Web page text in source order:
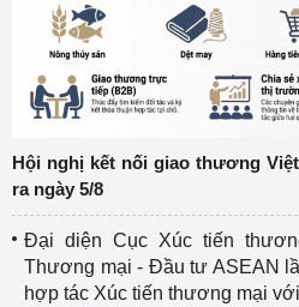
Hội nghị kết nối giao thương
ra ngày 5/8
Đại diện Cục Xúc tiến
Thương mại - Đầu tư ASEAN
hợp tác Xúc tiến thương mại